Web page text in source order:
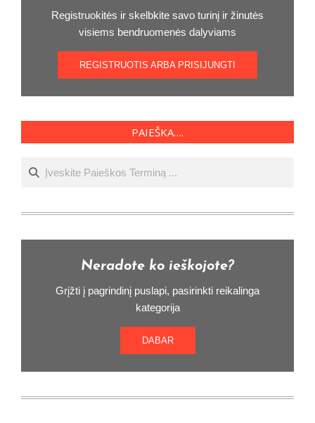
Registruokitės ir skelbkite savo turinį ir žinutės
visiems bendruomenės dalyviams
REGISTRUOTIS ARBA PRISIJUNGTI
PAIEŠKA….
Ieškoti
Neradote ko ieškojote?
Grįžti į pagrindinį puslapi, pasirinkti reikalinga
kategorija
DABAR